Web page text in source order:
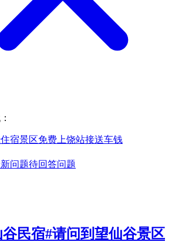
住宿景区免费 上饶站接送车钱
问题待回答问题
谷民宿#请问到望仙谷景区